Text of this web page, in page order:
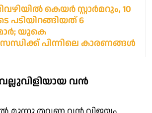
കെയര്‍ സ്റ്റാര്‍മറും, 10
പടിയിറങ്ങിയത് 6
യുകെ
പിന്നിലെ കാരണങ്ങള്‍
വന്‍